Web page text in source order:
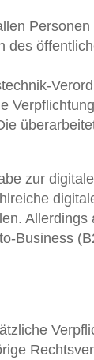
des
zur
Business